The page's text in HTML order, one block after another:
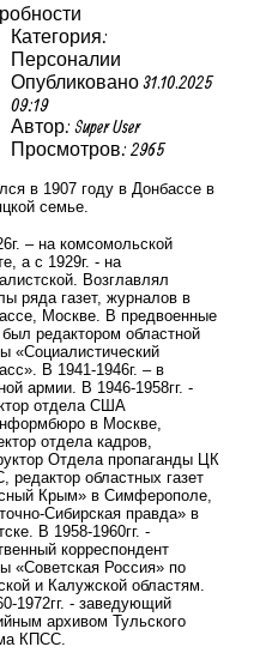
Категория:
Персоналии
Опубликовано 31.10.2025
09:19
Автор: Super User
Просмотров: 2965
в 1907 году в Донбассе в
семье.
– на комсомольской
а с 1929г. - на
Возглавлял
ряда газет, журналов в
Москве. В предвоенные
редактором областной
«Социалистический
В 1941-1946г. – в
армии. В 1946-1958гг. -
отдела США
в Москве,
отдела кадров,
Отдела пропаганды ЦК
редактор областных газет
Крым» в Симферополе,
Сибирская правда» в
В 1958-1960гг. -
корреспондент
«Советская Россия» по
и Калужской областям.
1972гг. - заведующий
архивом Тульского
КПСС.